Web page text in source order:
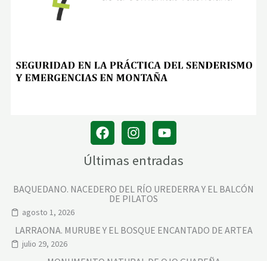
Últimas entradas
BAQUEDANO. NACEDERO DEL RÍO UREDERRA Y EL BALCÓN
DE PILATOS
agosto 1, 2026
LARRAONA. MURUBE Y EL BOSQUE ENCANTADO DE ARTEA
julio 29, 2026